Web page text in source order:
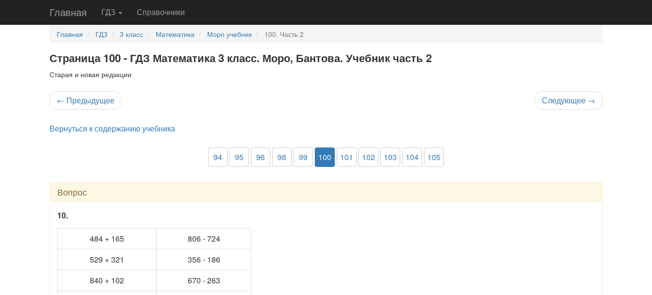
Главная ГДЗ Справочники
Главная ГДЗ 3 класс Математика Моро учебник 100. Часть 2
Страница 100 - ГДЗ Математика 3 класс. Моро, Бантова. Учебник часть 2
Старая и новая редакции
← Предыдущее Следующее →
Вернуться к содержанию учебника
94 95 96 98 99 100 101 102 103 104 105
Вопрос
10.
484 + 165
806 - 724
529 + 321
356 - 186
840 + 102
670 - 263